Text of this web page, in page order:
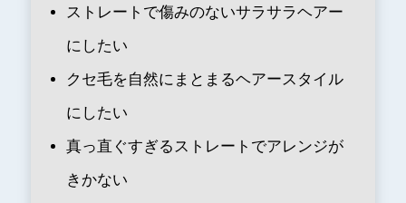
ストレートで傷みのないサラサラヘアー
にしたい
クセ毛を自然にまとまるヘアースタイル
にしたい
真っ直ぐすぎるストレートでアレンジが
きかない